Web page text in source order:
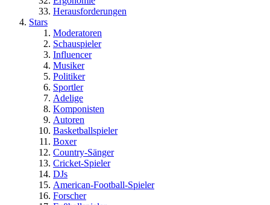
Herausforderungen
Stars
Moderatoren
Schauspieler
Influencer
Musiker
Politiker
Sportler
Adelige
Komponisten
Autoren
Basketballspieler
Boxer
Country-Sänger
Cricket-Spieler
DJs
American-Football-Spieler
Forscher